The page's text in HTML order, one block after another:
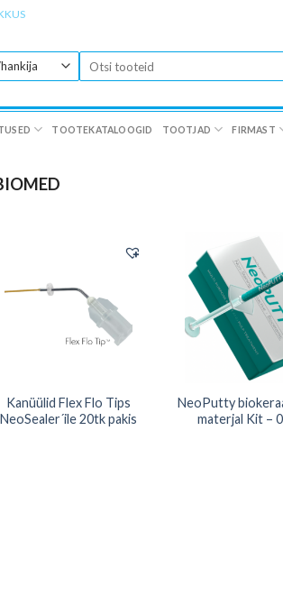
TOOTEKATALOOGID TOOTJAD FIRMAST
Kanüülid Flex Flo Tips
NeoSealer´ile 20tk pakis
NeoPutty
materjal Kit –